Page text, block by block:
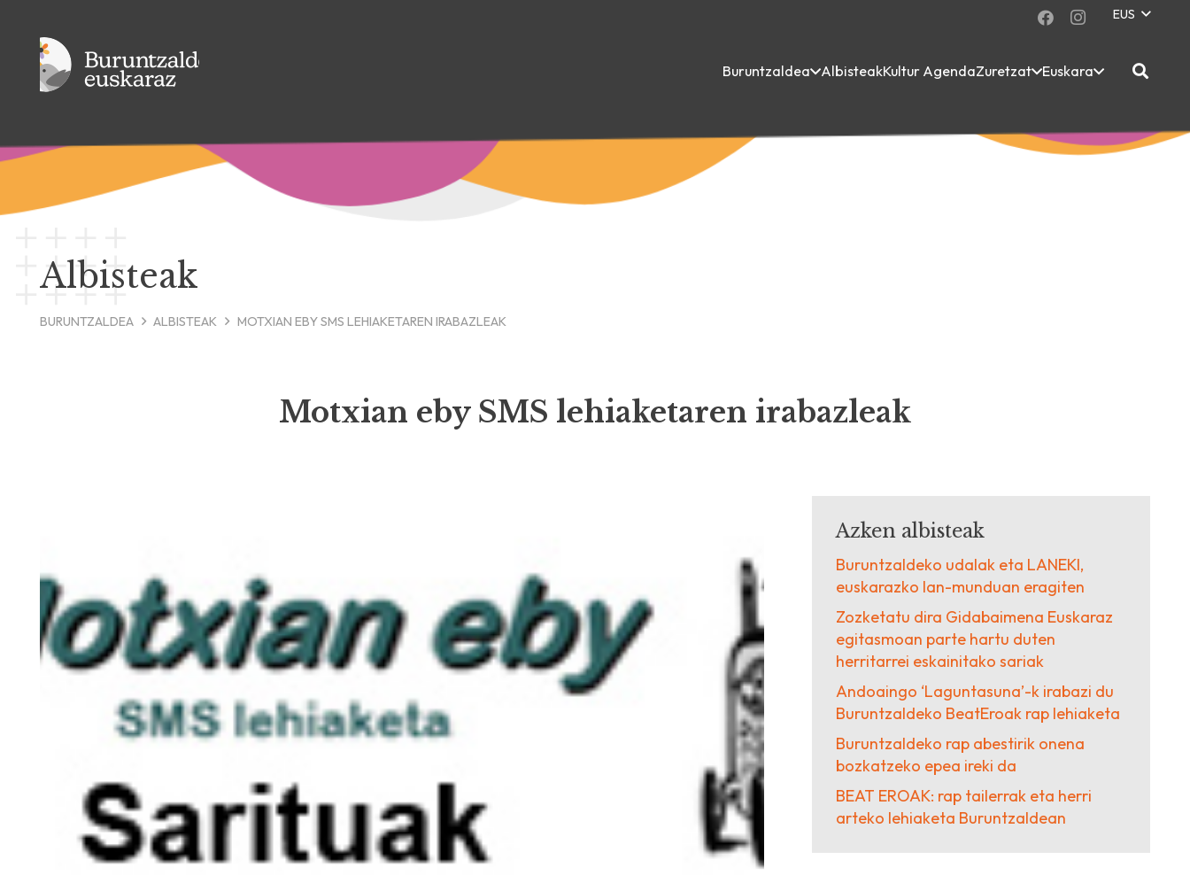
EUS
Buruntzaldea AlbisteakKultur AgendaZuretzat Euskara
Albisteak
BURUNTZALDEA ALBISTEAK MOTXIAN EBY SMS LEHIAKETAREN IRABAZLEAK
Motxian eby SMS lehiaketaren irabazleak
Azken albisteak
Buruntzaldeko udalak eta LANEKI,
euskarazko lan-munduan eragiten
Zozketatu dira Gidabaimena Euskaraz
egitasmoan parte hartu duten
herritarrei eskainitako sariak
Andoaingo ‘Laguntasuna’-k irabazi du
Buruntzaldeko BeatEroak rap lehiaketa
Buruntzaldeko rap abestirik onena
bozkatzeko epea ireki da
BEAT EROAK: rap tailerrak eta herri
arteko lehiaketa Buruntzaldean